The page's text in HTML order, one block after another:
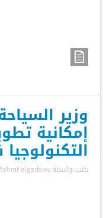
وزير
إمكانية
كتب بواسطةelgedawy